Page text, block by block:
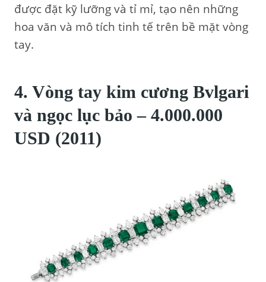
được đặt kỹ lưỡng và tỉ mỉ, tạo nên những
hoa văn và mô tích tinh tế trên bề mặt vòng
tay.
4. Vòng tay kim cương Bvlgari
và ngọc lục bảo – 4.000.000
USD (2011)